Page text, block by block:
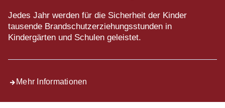
Jedes Jahr werden für die Sicherheit der Kinder
tausende Brandschutzerziehungsstunden in
Kindergärten und Schulen geleistet.
Mehr Informationen